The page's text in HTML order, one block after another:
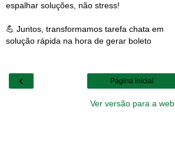
espalhar soluções, não stress!
💪 Juntos, transformamos tarefa chata em
solução rápida na hora de gerar boleto
‹ Página inicial
Ver versão para a web